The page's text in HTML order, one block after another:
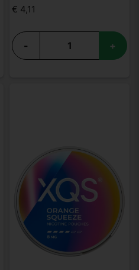
€ 4,11
- +